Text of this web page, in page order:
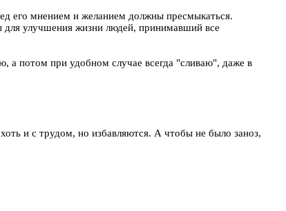
его мнением и желанием должны пресмыкаться.
для улучшения жизни людей, принимавший все
а потом при удобном случае всегда "сливаю", даже в
и с трудом, но избавляются. А чтобы не было заноз,